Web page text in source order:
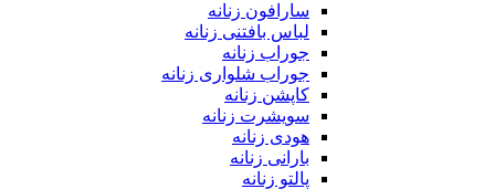
سارافون زنانه
لباس بافتنی زنانه
جوراب زنانه
جوراب شلواری زنانه
کاپشن زنانه
سویشرت زنانه
هودی زنانه
بارانی زنانه
پالتو زنانه